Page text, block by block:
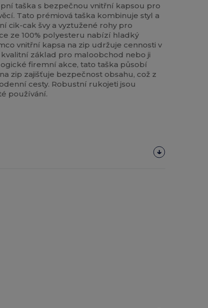
taška s bezpečnou vnitřní kapsou pro
Tato prémiová taška kombinuje styl a
cik-cak švy a vyztužené rohy pro
ze 100% polyesteru nabízí hladký
vnitřní kapsa na zip udržuje cennosti v
základ pro maloobchod nebo ji
firemní akce, tato taška působí
zip zajišťuje bezpečnost obsahu, což z
cesty. Robustní rukojeti jsou
používání.